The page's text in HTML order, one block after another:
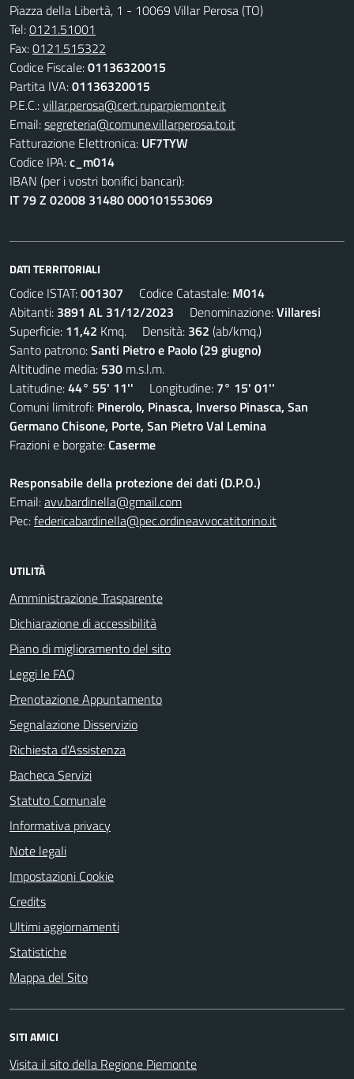
Piazza della Libertà, 1 - 10069 Villar Perosa (TO)
Tel:0121.51001
Fax:0121.515322
Codice Fiscale:01136320015
Partita IVA:01136320015
P.E.C.:villar.perosa@cert.ruparpiemonte.it
Email:segreteria@comune.villarperosa.to.it
Fatturazione Elettronica: UF7TYW
Codice IPA:c_m014
IBAN (per i vostri bonifici bancari):
IT 79 Z 02008 31480 000101553069
DATI TERRITORIALI
Codice ISTAT:001307 Codice Catastale: M014
Abitanti: 3891 AL 31/12/2023 Denominazione:Villaresi
Superficie: 11,42 Kmq. Densità: 362 (ab/kmq.)
Santo patrono:Santi Pietro e Paolo (29 giugno)
Altitudine media: 530 m.s.l.m.
Latitudine:44° 55' 11'' Longitudine: 7° 15' 01''
Comuni limitrofi: Pinerolo, Pinasca, Inverso Pinasca, San
Germano Chisone, Porte, San Pietro Val Lemina
Frazioni e borgate:Caserme
Responsabile della protezione dei dati (D.P.O.)
Email:avv.bardinella@gmail.com
Pec:federicabardinella@pec.ordineavvocatitorino.it
UTILITÀ
Amministrazione Trasparente
Dichiarazione di accessibilità
Piano di miglioramento del sito
Leggi le FAQ
Prenotazione Appuntamento
Segnalazione Disservizio
Richiesta d'Assistenza
Bacheca Servizi
Statuto Comunale
Informativa privacy
Note legali
Impostazioni Cookie
Credits
Ultimi aggiornamenti
Statistiche
Mappa del Sito
SITI AMICI
Visita il sito della Regione Piemonte